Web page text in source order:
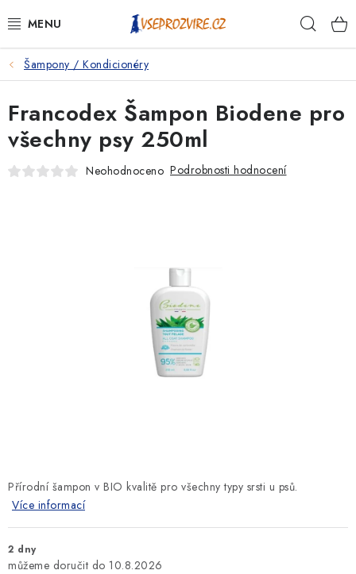
na
PSI
KOČKY
KONĚ
KRÁLÍCI/HLODAVCI/PTÁCI
Šampony / Kondicionéry
Přírodní šampon v BIO kvalitě pro všechny typy srsti u psů.
Více informací
2 dny
10.8.2026
Francodex Šampon Biodene pro
všechny psy 250ml
Neohodnoceno Podrobnosti hodnocení